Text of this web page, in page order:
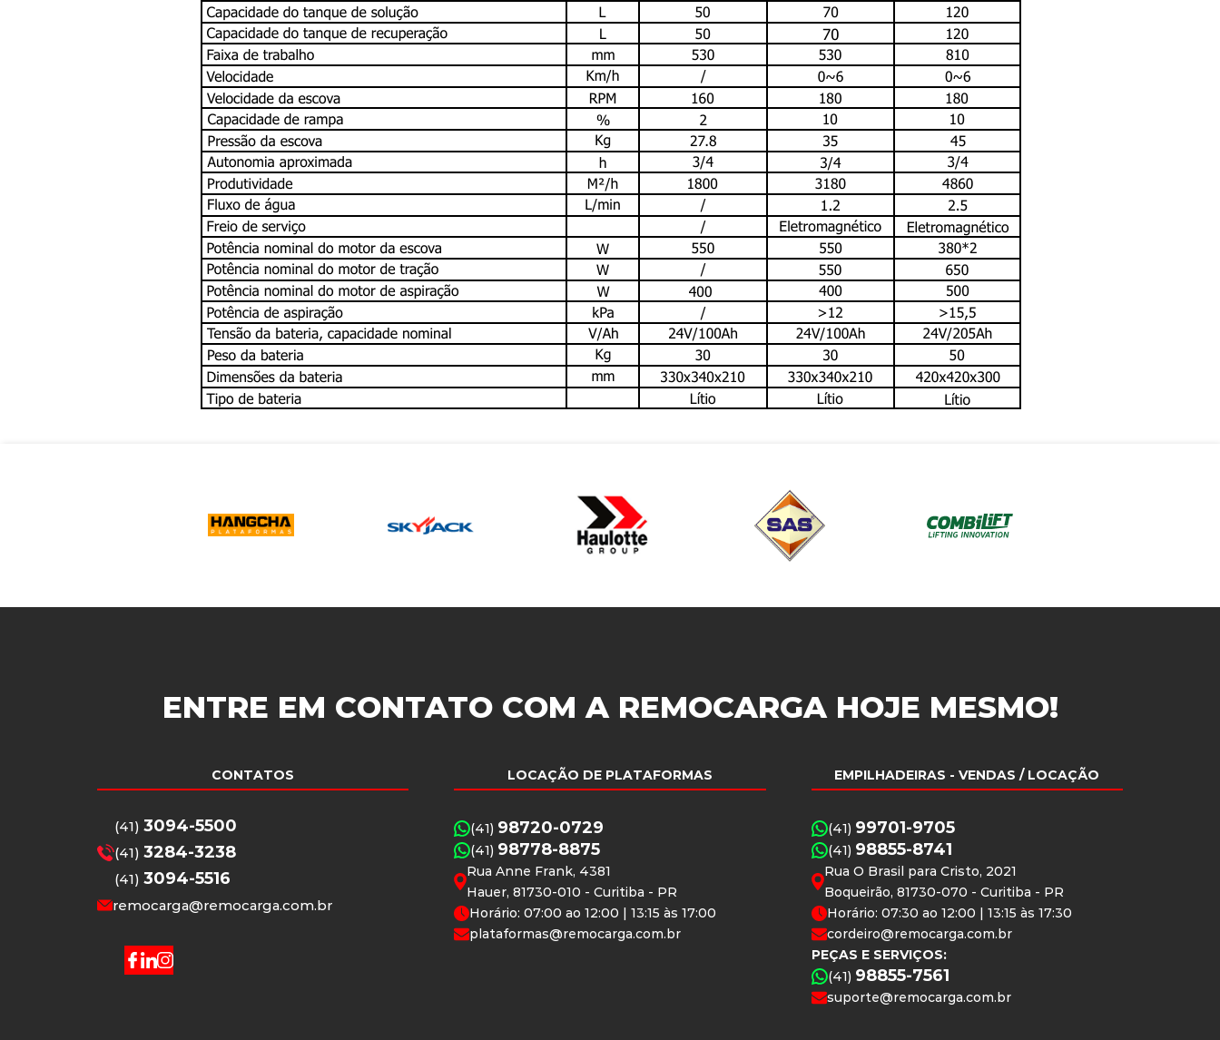
ENTRE EM CONTATO COM A REMOCARGA HOJE MESMO!
CONTATOS
(41) 3094-5500
(41) 3284-3238
(41) 3094-5516
remocarga@remocarga.com.br
LOCAÇÃO DE PLATAFORMAS
(41) 98720-0729
(41) 98778-8875
Rua Anne Frank, 4381
Hauer, 81730-010 - Curitiba - PR
Horário: 07:00 ao 12:00 | 13:15 às 17:00
plataformas@remocarga.com.br
EMPILHADEIRAS - VENDAS / LOCAÇÃO
(41) 99701-9705
(41) 98855-8741
Rua O Brasil para Cristo, 2021
Boqueirão, 81730-070 - Curitiba - PR
Horário: 07:30 ao 12:00 | 13:15 às 17:30
cordeiro@remocarga.com.br
PEÇAS E SERVIÇOS:
(41) 98855-7561
suporte@remocarga.com.br